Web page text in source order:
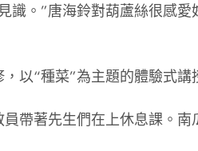
。”唐海鈴對葫蘆絲很感
以“種菜”為主題的體驗式講
帶著先生們在上休息課。